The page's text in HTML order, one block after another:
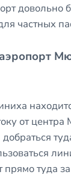
довольно
частных
от
прямо туда